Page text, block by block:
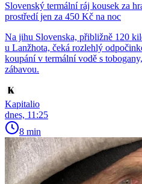
Slovenský termální ráj kousek za
prostředí jen za 450 Kč na noc
Na jihu Slovenska, přibližně 120
u Lanžhota, čeká rozlehlý
koupání v termální vodě s
zábavou.
Kapitalio
dnes, 11:25
8 min